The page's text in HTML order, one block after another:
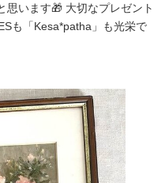
思います🎁 大切なプレゼント
も「Kesa*patha」も光栄で